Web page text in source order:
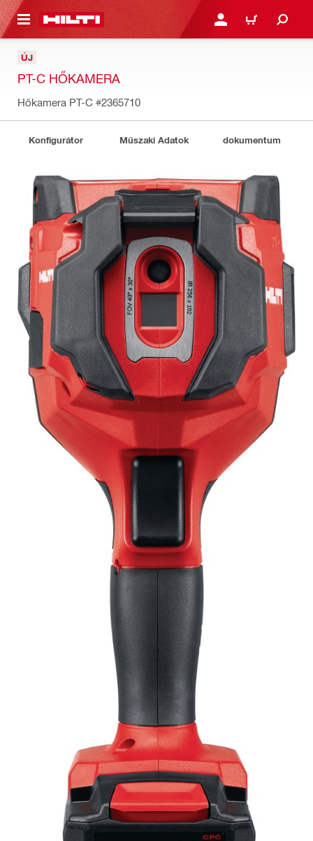
TARTALOMRA BEJELENTKEZÉS VAGY
KOSÁR
ÚJ
PT-C HŐKAMERA
Hőkamera PT-C #2365710
Konfigurátor Műszaki Adatok dokumentum